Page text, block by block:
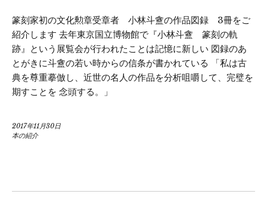
篆刻家初の文化勲章受章者 小林斗盦の作品図録 3冊をご
紹介します 去年東京国立博物館で『小林斗盦 篆刻の軌
跡』という展覧会が行われたことは記憶に新しい 図録のあ
とがきに斗盦の若い時からの信条が書かれている 「私は古
典を尊重摹倣し、近世の名人の作品を分析咀嚼して、完璧を
期すことを 念頭する。」
2017年11月30日
本の紹介